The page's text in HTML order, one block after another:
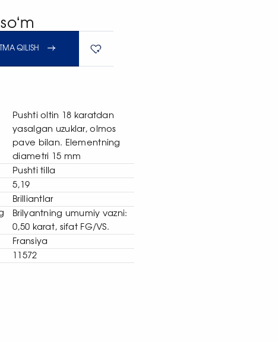
QILISH
Pushti oltin 18 karatdan
yasalgan uzuklar, olmos
pave bilan. Elementning
diametri 15 mm
Pushti tilla
5,19
Brilliantlar
Brilyantning umumiy vazni:
0,50 karat, sifat FG/VS.
Fransiya
11572